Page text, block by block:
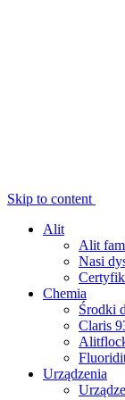
Skip to content
Alit
Alit
Nasi
Chemia
Środki
Claris
Urządzenia